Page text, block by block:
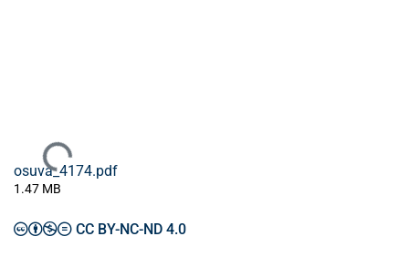
Ladataan...
osuva_4174.pdf
1.47 MB
CC BY-NC-ND 4.0